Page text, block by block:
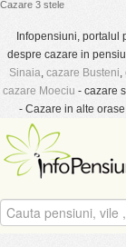
Cazare 3 stele
Infopensiuni, portalul
despre cazare in
Sinaia, cazare Busteni,
cazare Moeciu - cazare
- Cazare in alte